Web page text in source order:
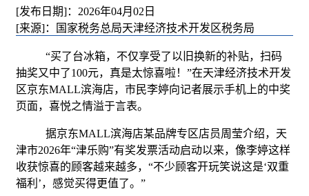
[发布日期]：2026年04月02日
[来源]：国家税务总局天津经济技术开发区税务局
“买了台冰箱，不仅享受了以旧换新的补贴，扫码
抽奖又中了100元，真是太惊喜啦！”在天津经济技术开发
区京东MALL滨海店，市民李婷向记者展示手机上的中奖
页面，喜悦之情溢于言表。
据京东MALL滨海店某品牌专区店员周莹介绍，天
津市2026年“津乐购”有奖发票活动启动以来，像李婷这样
收获惊喜的顾客越来越多，“不少顾客开玩笑说这是‘双重
福利’，感觉买得更值了。”